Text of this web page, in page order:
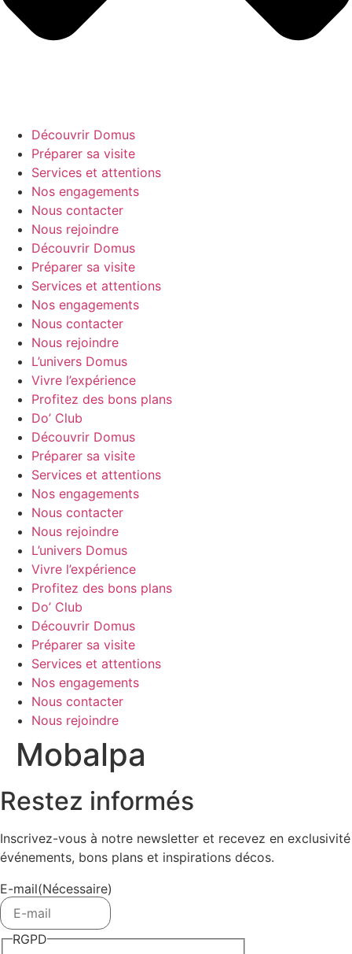
Découvrir Domus
Préparer sa visite
Services et attentions
Nos engagements
Nous contacter
Nous rejoindre
Découvrir Domus
Préparer sa visite
Services et attentions
Nos engagements
Nous contacter
Nous rejoindre
L’univers Domus
Vivre l’expérience
Profitez des bons plans
Do’ Club
Découvrir Domus
Préparer sa visite
Services et attentions
Nos engagements
Nous contacter
Nous rejoindre
L’univers Domus
Vivre l’expérience
Profitez des bons plans
Do’ Club
Découvrir Domus
Préparer sa visite
Services et attentions
Nos engagements
Nous contacter
Nous rejoindre
Mobalpa
Restez informés
Inscrivez-vous à notre newsletter et recevez en exclusivité
événements, bons plans et inspirations décos.
E-mail(Nécessaire)
RGPD